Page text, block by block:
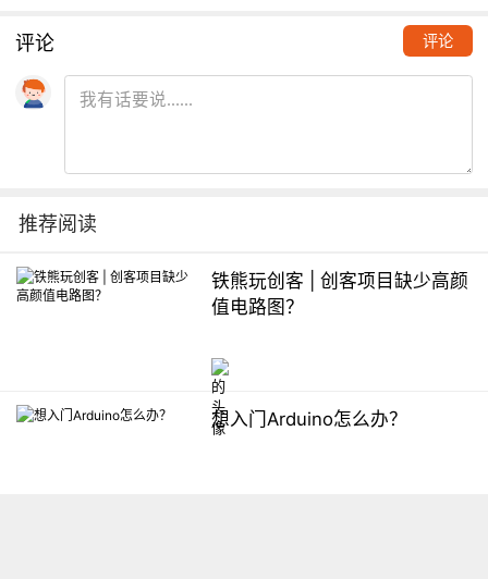
评论 评论
推荐阅读
铁熊玩创客 | 创客项目缺少高颜
值电路图？
想入门Arduino怎么办？